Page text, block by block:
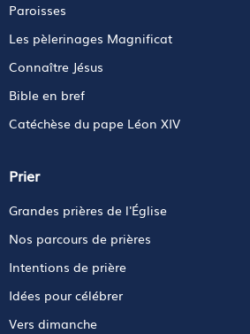
Paroisses
Les pèlerinages Magnificat
Connaître Jésus
Bible en bref
Catéchèse du pape Léon XIV
Prier
Grandes prières de l'Église
Nos parcours de prières
Intentions de prière
Idées pour célébrer
Vers dimanche